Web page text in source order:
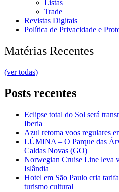
Listas
Trade
Revistas Digitais
Política de Privacidade e
Matérias Recentes
(ver todas)
Posts recentes
Eclipse total do Sol será
Iberia
Azul retoma voos regulares
LÚMINA – O Parque das
Caldas Novas (GO)
Norwegian Cruise Line leva
Islândia
Hotel em São Paulo cria
turismo cultural